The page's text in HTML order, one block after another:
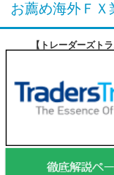
お薦め海外ＦＸ
【トレーダーズト